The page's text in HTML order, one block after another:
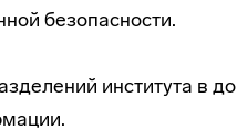
безопасности.
института в